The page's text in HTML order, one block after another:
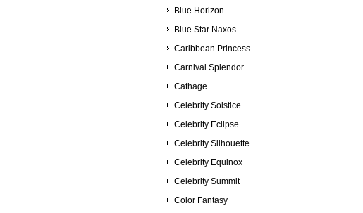
Blue Horizon
Blue Star Naxos
Caribbean Princess
Carnival Splendor
Cathage
Celebrity Solstice
Celebrity Eclipse
Celebrity Silhouette
Celebrity Equinox
Celebrity Summit
Color Fantasy